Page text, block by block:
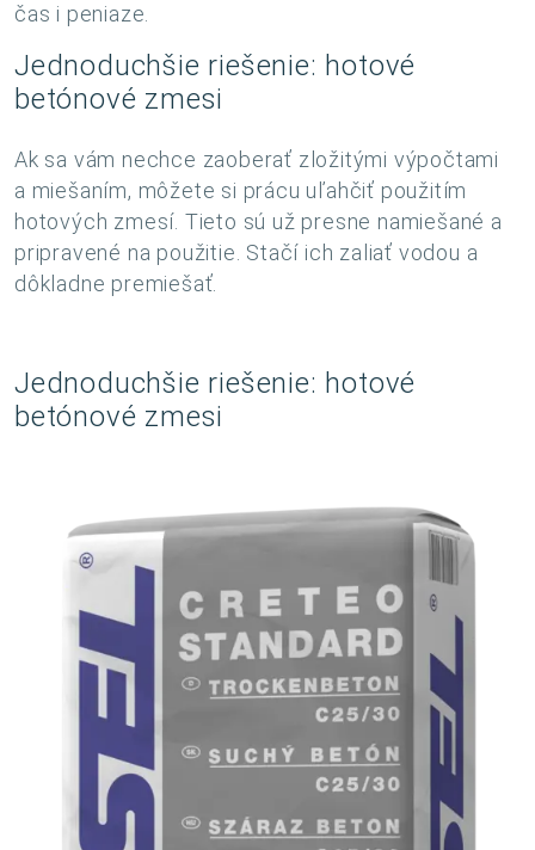
čas i peniaze.
Jednoduchšie riešenie: hotové
betónové zmesi
Ak sa vám nechce zaoberať zložitými výpočtami
a miešaním, môžete si prácu uľahčiť použitím
hotových zmesí. Tieto sú už presne namiešané a
pripravené na použitie. Stačí ich zaliať vodou a
dôkladne premiešať.
Jednoduchšie riešenie: hotové
betónové zmesi